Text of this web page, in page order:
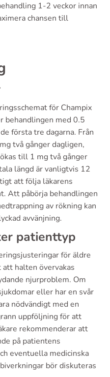
1-2 veckor innan
chansen till
för Champix
behandlingen med 0.5
första tre dagarna. Från
två gånger dagligen,
till 1 mg två gånger
längd är vanligtvis 12
att följa läkarens
Att påbörja behandlingen
av rökning kan
avvänjning.
patienttyp
för äldre
halten övervakas
njurproblem. Om
eller har en svår
nödvändigt med en
uppföljning för att
rekommenderar att
på patientens
eventuella medicinska
bör diskuteras